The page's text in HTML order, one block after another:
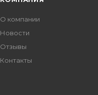
О компании
Новости
Отзывы
Контакты